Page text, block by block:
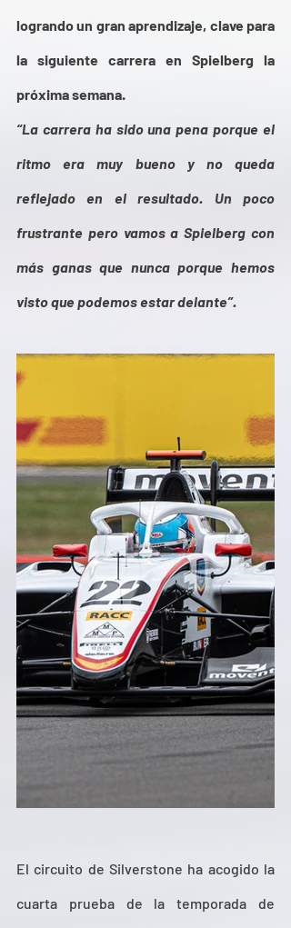
logrando un gran aprendizaje, clave para
la siguiente carrera en Spielberg la
próxima semana.
“La carrera ha sido una pena porque el
ritmo era muy bueno y no queda
reflejado en el resultado. Un poco
frustrante pero vamos a Spielberg con
más ganas que nunca porque hemos
visto que podemos estar delante”.
El circuito de Silverstone ha acogido la
cuarta prueba de la temporada de